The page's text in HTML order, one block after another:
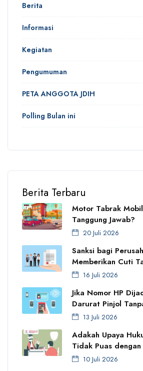
Berita
Informasi
Kegiatan
Pengumuman
PETA ANGGOTA JDIH
Polling Bulan ini
Berita Terbaru
Motor Tabrak
Tanggung Jawab?
20 Juli 2026
Sanksi bagi
Memberikan Cuti
16 Juli 2026
Jika Nomor HP
Darurat Pinjol
13 Juli 2026
Adakah Upaya
Tidak Puas
10 Juli 2026